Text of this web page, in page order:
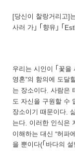
[당신이 찰랑거리고]
사러 가 ｣ ｢ 향유 ｣ ｢
우리는 시인이 ｢ 꽃을
영혼”의 함의에 도달
는 장소이다 사람은
도 자신을 구원할 수
장소이기 때문이다.
는다 이러한 인식은
이해하는 대신 “허파
을 뿐이다(｢ 바다의 설